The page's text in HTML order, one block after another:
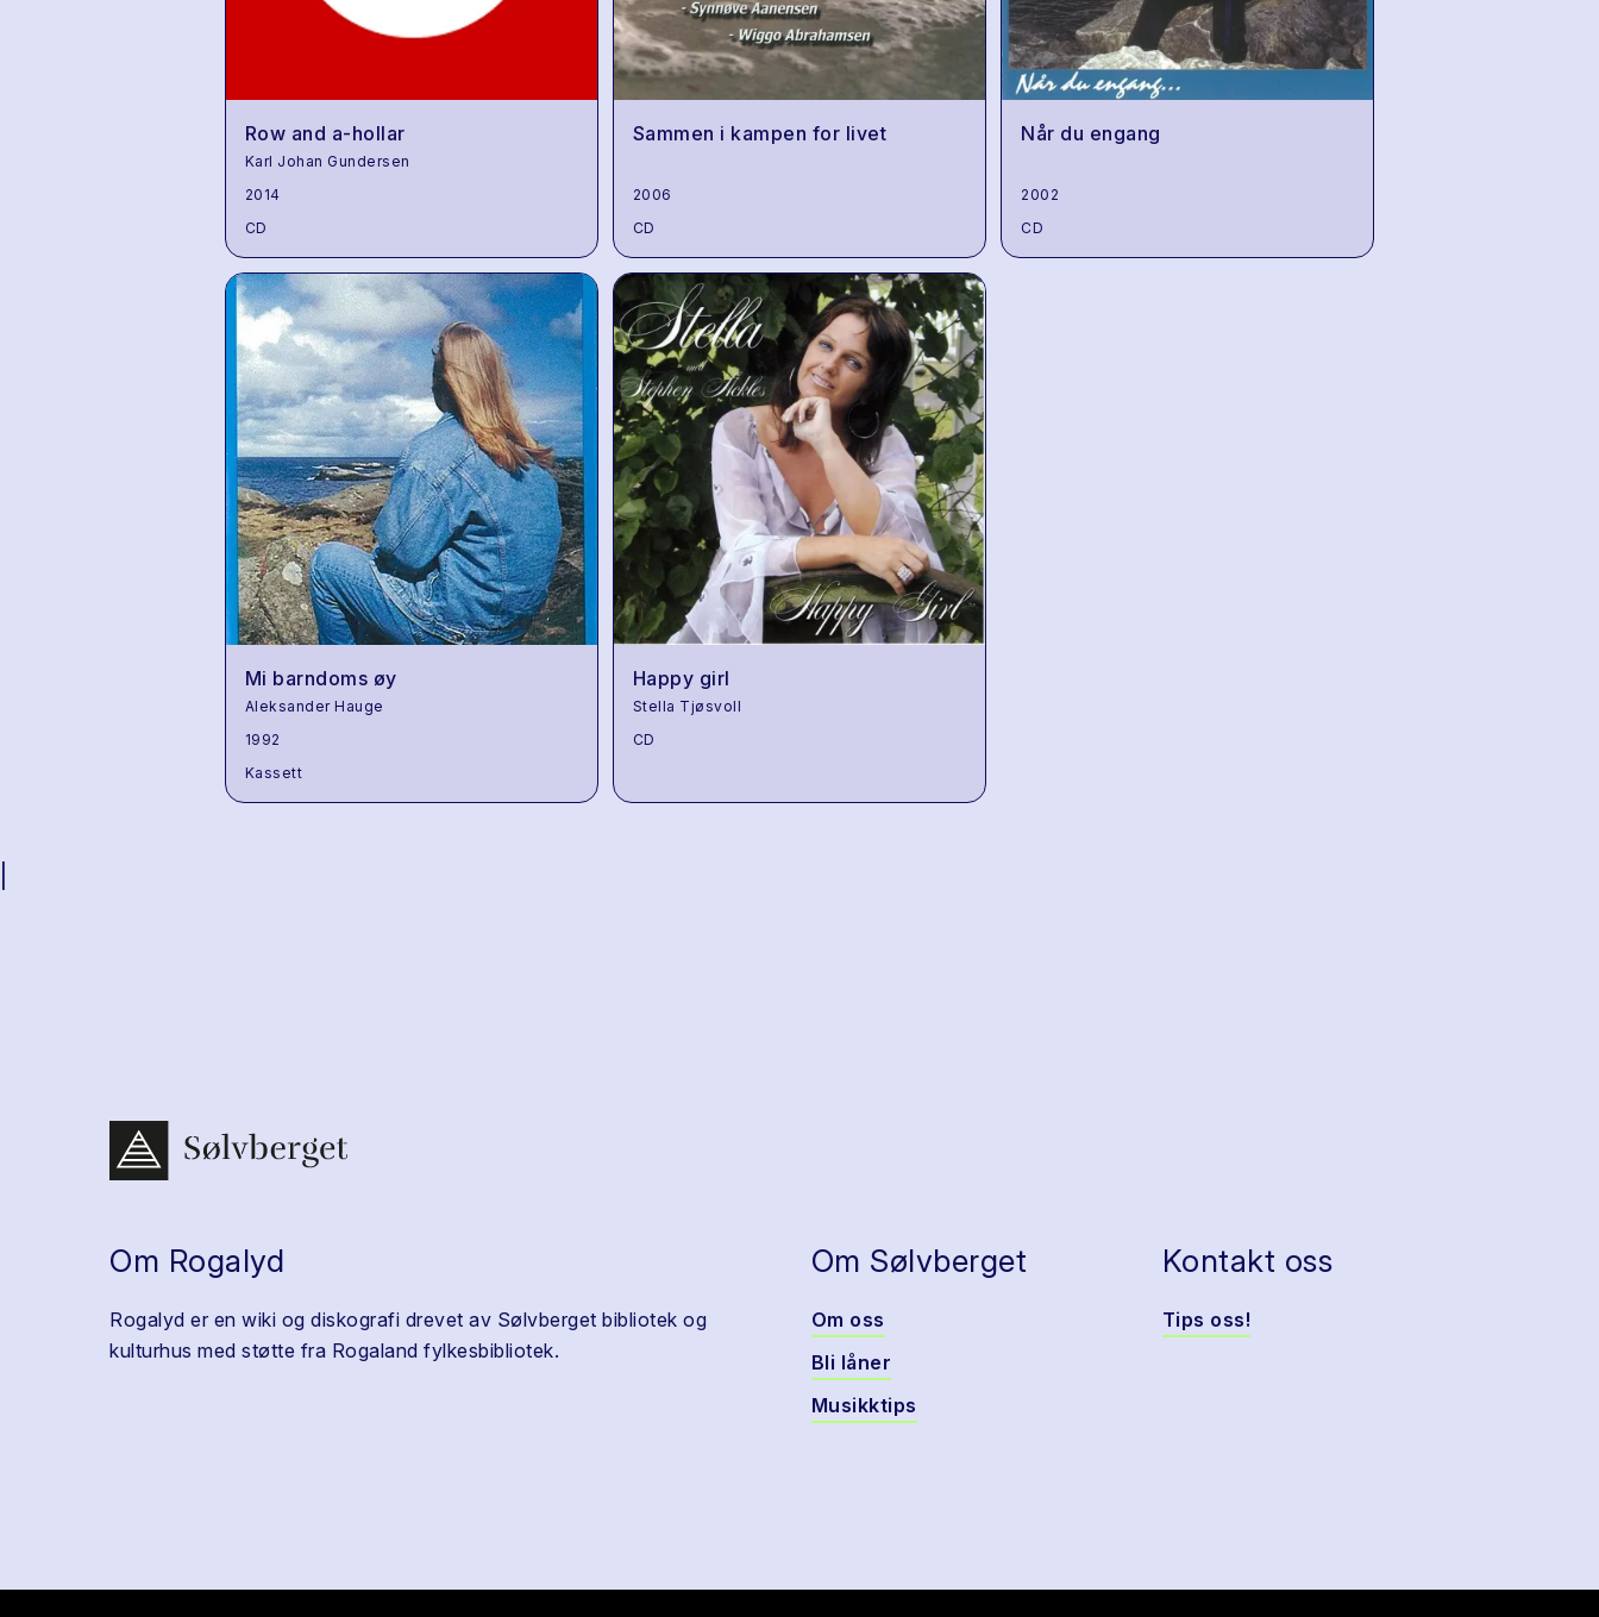
Row and a-hollar
Karl Johan Gundersen
2014
CD
Sammen i kampen for livet
2006
CD
Når du engang
2002
CD
Mi barndoms øy
Aleksander Hauge
1992
Kassett
Happy girl
Stella Tjøsvoll
CD
Om Rogalyd
Rogalyd er en wiki og diskografi drevet av Sølvberget bibliotek og
kulturhus med støtte fra Rogaland fylkesbibliotek.
Om Sølvberget
Om oss
Bli låner
Musikktips
Kontakt oss
Tips oss!